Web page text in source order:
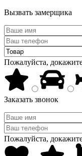
Вызвать замерщика
Пожалуйста,
Заказать звонок
Пожалуйста,